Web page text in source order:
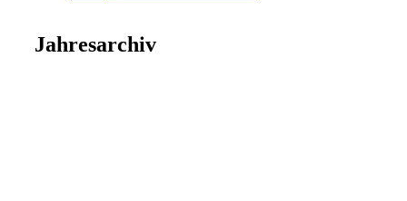
Jahresarchiv